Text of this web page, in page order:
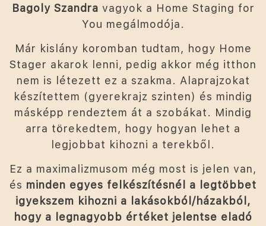
Bagoly Szandra vagyok a Home Staging for
You megálmodója.
Már kislány koromban tudtam, hogy Home
Stager akarok lenni, pedig akkor még itthon
nem is létezett ez a szakma. Alaprajzokat
készítettem (gyerekrajz szinten) és mindig
másképp rendeztem át a szobákat. Mindig
arra törekedtem, hogy hogyan lehet a
legjobbat kihozni a terekből.
Ez a maximalizmusom még most is jelen van,
és minden egyes felkészítésnél a legtöbbet
igyekszem kihozni a lakásokból/házakból,
hogy a legnagyobb értéket jelentse eladó